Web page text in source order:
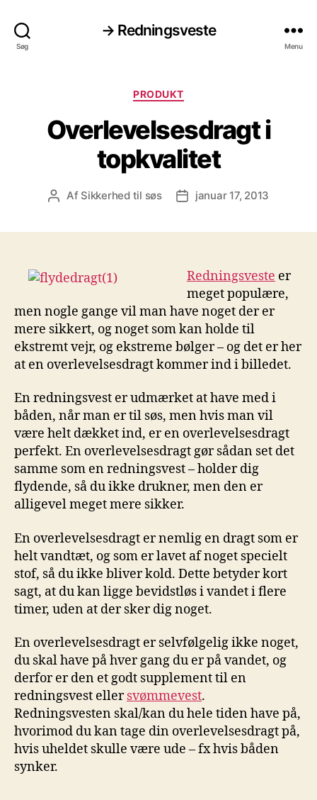
Søg
→ Redningsveste
Menu
Kategorier
PRODUKT
Overlevelsesdragt i
topkvalitet
Indlægsforfatter
Af Sikkerhed til søs Indlægsdato
januar 17, 2013
Redningsveste er
meget populære,
men nogle gange vil man have noget der er
mere sikkert, og noget som kan holde til
ekstremt vejr, og ekstreme bølger – og det er her
at en overlevelsesdragt kommer ind i billedet.
En redningsvest er udmærket at have med i
båden, når man er til søs, men hvis man vil
være helt dækket ind, er en overlevelsesdragt
perfekt. En overlevelsesdragt gør sådan set det
samme som en redningsvest – holder dig
flydende, så du ikke drukner, men den er
alligevel meget mere sikker.
En overlevelsesdragt er nemlig en dragt som er
helt vandtæt, og som er lavet af noget specielt
stof, så du ikke bliver kold. Dette betyder kort
sagt, at du kan ligge bevidstløs i vandet i flere
timer, uden at der sker dig noget.
En overlevelsesdragt er selvfølgelig ikke noget,
du skal have på hver gang du er på vandet, og
derfor er den et godt supplement til en
redningsvest ellersvømmevest.
Redningsvesten skal/kan du hele tiden have på,
hvorimod du kan tage din overlevelsesdragt på,
hvis uheldet skulle være ude – fx hvis båden
synker.